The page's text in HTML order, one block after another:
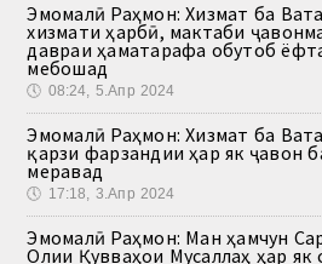
Эмомалӣ Раҳмон: Хизмат ба
хизмати ҳарбӣ, мактаби
давраи ҳаматарафа обутоб
мебошад
🕔 08:24, 5.Апр 2024
Эмомалӣ Раҳмон: Хизмат ба
қарзи фарзандии ҳар як ҷавон
меравад
🕔 17:18, 3.Апр 2024
Эмомалӣ Раҳмон: Ман ҳамчун
Олии Қувваҳои Мусаллаҳ ҳар як